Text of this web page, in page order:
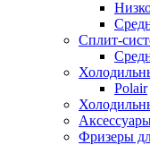
Сплит-
Polair
Фризеры